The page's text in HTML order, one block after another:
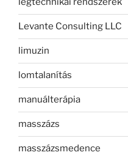
Levante Consulting LLC
limuzin
lomtalanítás
manuálterápia
masszázs
masszázsmedence